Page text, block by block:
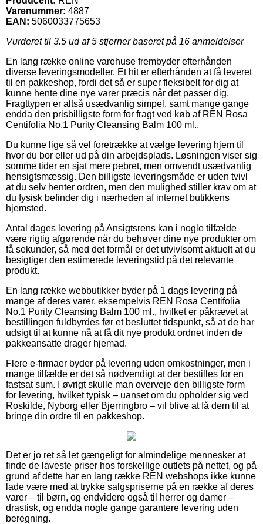
Varenummer: 4887
EAN: 5060033775653
Vurderet til 3.5 ud af 5 stjerner baseret på 16 anmeldelser
En lang række online varehuse frembyder efterhånden
diverse leveringsmodeller. Et hit er efterhånden at få leveret
til en pakkeshop, fordi det så er super fleksibelt for dig at
kunne hente dine nye varer præcis når det passer dig.
Fragttypen er altså usædvanlig simpel, samt mange gange
endda den prisbilligste form for fragt ved køb af REN Rosa
Centifolia No.1 Purity Cleansing Balm 100 ml..
Du kunne lige så vel foretrække at vælge levering hjem til
hvor du bor eller ud på din arbejdsplads. Løsningen viser sig
somme tider en sjat mere pebret, men omvendt usædvanlig
hensigtsmæssig. Den billigste leveringsmåde er uden tvivl
at du selv henter ordren, men den mulighed stiller krav om at
du fysisk befinder dig i nærheden af internet butikkens
hjemsted.
Antal dages levering på Ansigtsrens kan i nogle tilfælde
være rigtig afgørende når du behøver dine nye produkter om
få sekunder, så med det formål er det utvivlsomt aktuelt at du
besigtiger den estimerede leveringstid på det relevante
produkt.
En lang række webbutikker byder på 1 dags levering på
mange af deres varer, eksempelvis REN Rosa Centifolia
No.1 Purity Cleansing Balm 100 ml., hvilket er påkrævet at
bestillingen fuldbyrdes før et besluttet tidspunkt, så at de har
udsigt til at kunne nå at få dit nye produkt ordnet inden de
pakkeansatte drager hjemad.
Flere e-firmaer byder på levering uden omkostninger, men i
mange tilfælde er det så nødvendigt at der bestilles for en
fastsat sum. I øvrigt skulle man overveje den billigste form
for levering, hvilket typisk – uanset om du opholder sig ved
Roskilde, Nyborg eller Bjerringbro – vil blive at få dem til at
bringe din ordre til en pakkeshop.
Det er jo ret så let gængeligt for almindelige mennesker at
finde de laveste priser hos forskellige outlets på nettet, og på
grund af dette har en lang række REN webshops ikke kunne
lade være med at trykke salgspriserne på en række af deres
varer – til børn, og endvidere også til herrer og damer –
drastisk, og endda nogle gange garantere levering uden
beregning.